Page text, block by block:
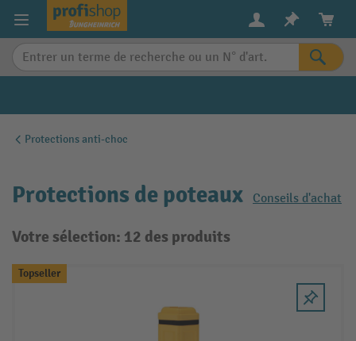
content
Protections anti-choc
Protections de poteaux Conseils d'achat
Votre sélection: 12 des produits
Topseller